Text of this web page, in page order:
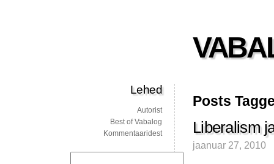
Posts
Liberalism
jaanuar 27, 2010
Lehed
Autorist
Best of Vabalog
Kommentaaridest